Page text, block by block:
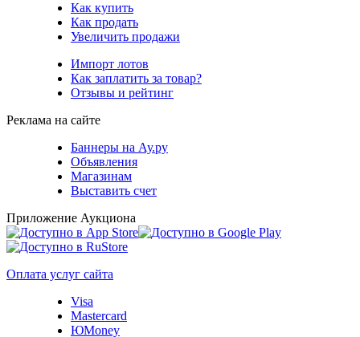
Как купить
Как продать
Увеличить продажи
Импорт лотов
Как заплатить за товар?
Отзывы и рейтинг
Реклама на сайте
Баннеры на Ау.ру
Объявления
Магазинам
Выставить счет
Приложение Аукциона
Оплата услуг сайта
Visa
Mastercard
ЮMoney